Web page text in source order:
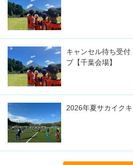
キャンセル待ち受
プ【千葉会場】
2026年夏サカイク